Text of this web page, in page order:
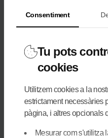
Consentiment
Tu pots
cookies
Utilitzem cookies a la
estrictament necessàries
pàgina, i altres opcionals
Mesurar com s'utilitza
3,4
Itineraris freeride